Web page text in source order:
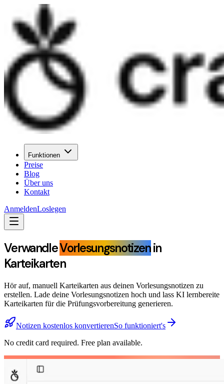
Funktionen
Preise
Blog
Über uns
Kontakt
AnmeldenLoslegen
VerwandleVorlesungsnotizenin
Karteikarten
Hör auf, manuell Karteikarten aus deinen Vorlesungsnotizen zu
erstellen. Lade deine Vorlesungsnotizen hoch und lass KI lernbereite
Karteikarten für die Prüfungsvorbereitung generieren.
Notizen kostenlos konvertierenSo funktioniert's
No credit card required. Free plan available.